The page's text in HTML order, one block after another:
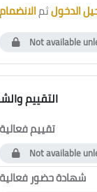
الدخولثمالانضمام
Not available
التقييم
تقييم فعالية
Not available
شهادة حضور فعالية